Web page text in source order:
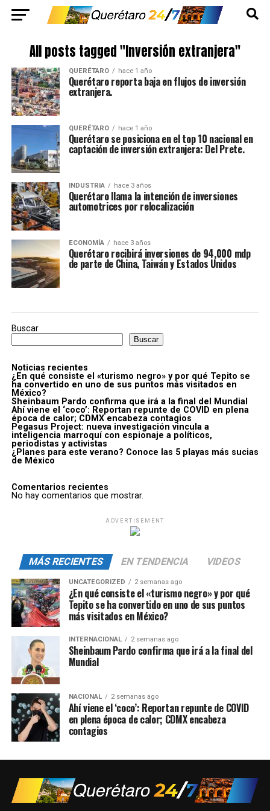
All posts tagged "Inversión extranjera"
QUERÉTARO hace 1 año
Querétaro reporta baja en flujos de inversión
extranjera.
QUERÉTARO hace 1 año
Querétaro se posiciona en el top 10 nacional en
captación de inversión extranjera: Del Prete.
INDUSTRIA hace 3 años
Querétaro llama la intención de inversiones
automotrices por relocalización
ECONOMÍA hace 3 años
Querétaro recibirá inversiones de 94,000 mdp
de parte de China, Taiwán y Estados Unidos
Buscar
Buscar
Noticias recientes
¿En qué consiste el «turismo negro» y por qué Tepito se
ha convertido en uno de sus puntos más visitados en
México?
Sheinbaum Pardo confirma que irá a la final del Mundial
Ahí viene el ‘coco’: Reportan repunte de COVID en plena
época de calor; CDMX encabeza contagios
Pegasus Project: nueva investigación vincula a
inteligencia marroquí con espionaje a políticos,
periodistas y activistas
¿Planes para este verano? Conoce las 5 playas más sucias
de México
Comentarios recientes
No hay comentarios que mostrar.
ADVERTISEMENT
MÁS RECIENTES EN TENDENCIA VIDEOS
UNCATEGORIZED 2 semanas ago
¿En qué consiste el «turismo negro» y por qué
Tepito se ha convertido en uno de sus puntos
más visitados en México?
INTERNACIONAL 2 semanas ago
Sheinbaum Pardo confirma que irá a la final del
Mundial
NACIONAL 2 semanas ago
Ahí viene el ‘coco’: Reportan repunte de COVID
en plena época de calor; CDMX encabeza
contagios